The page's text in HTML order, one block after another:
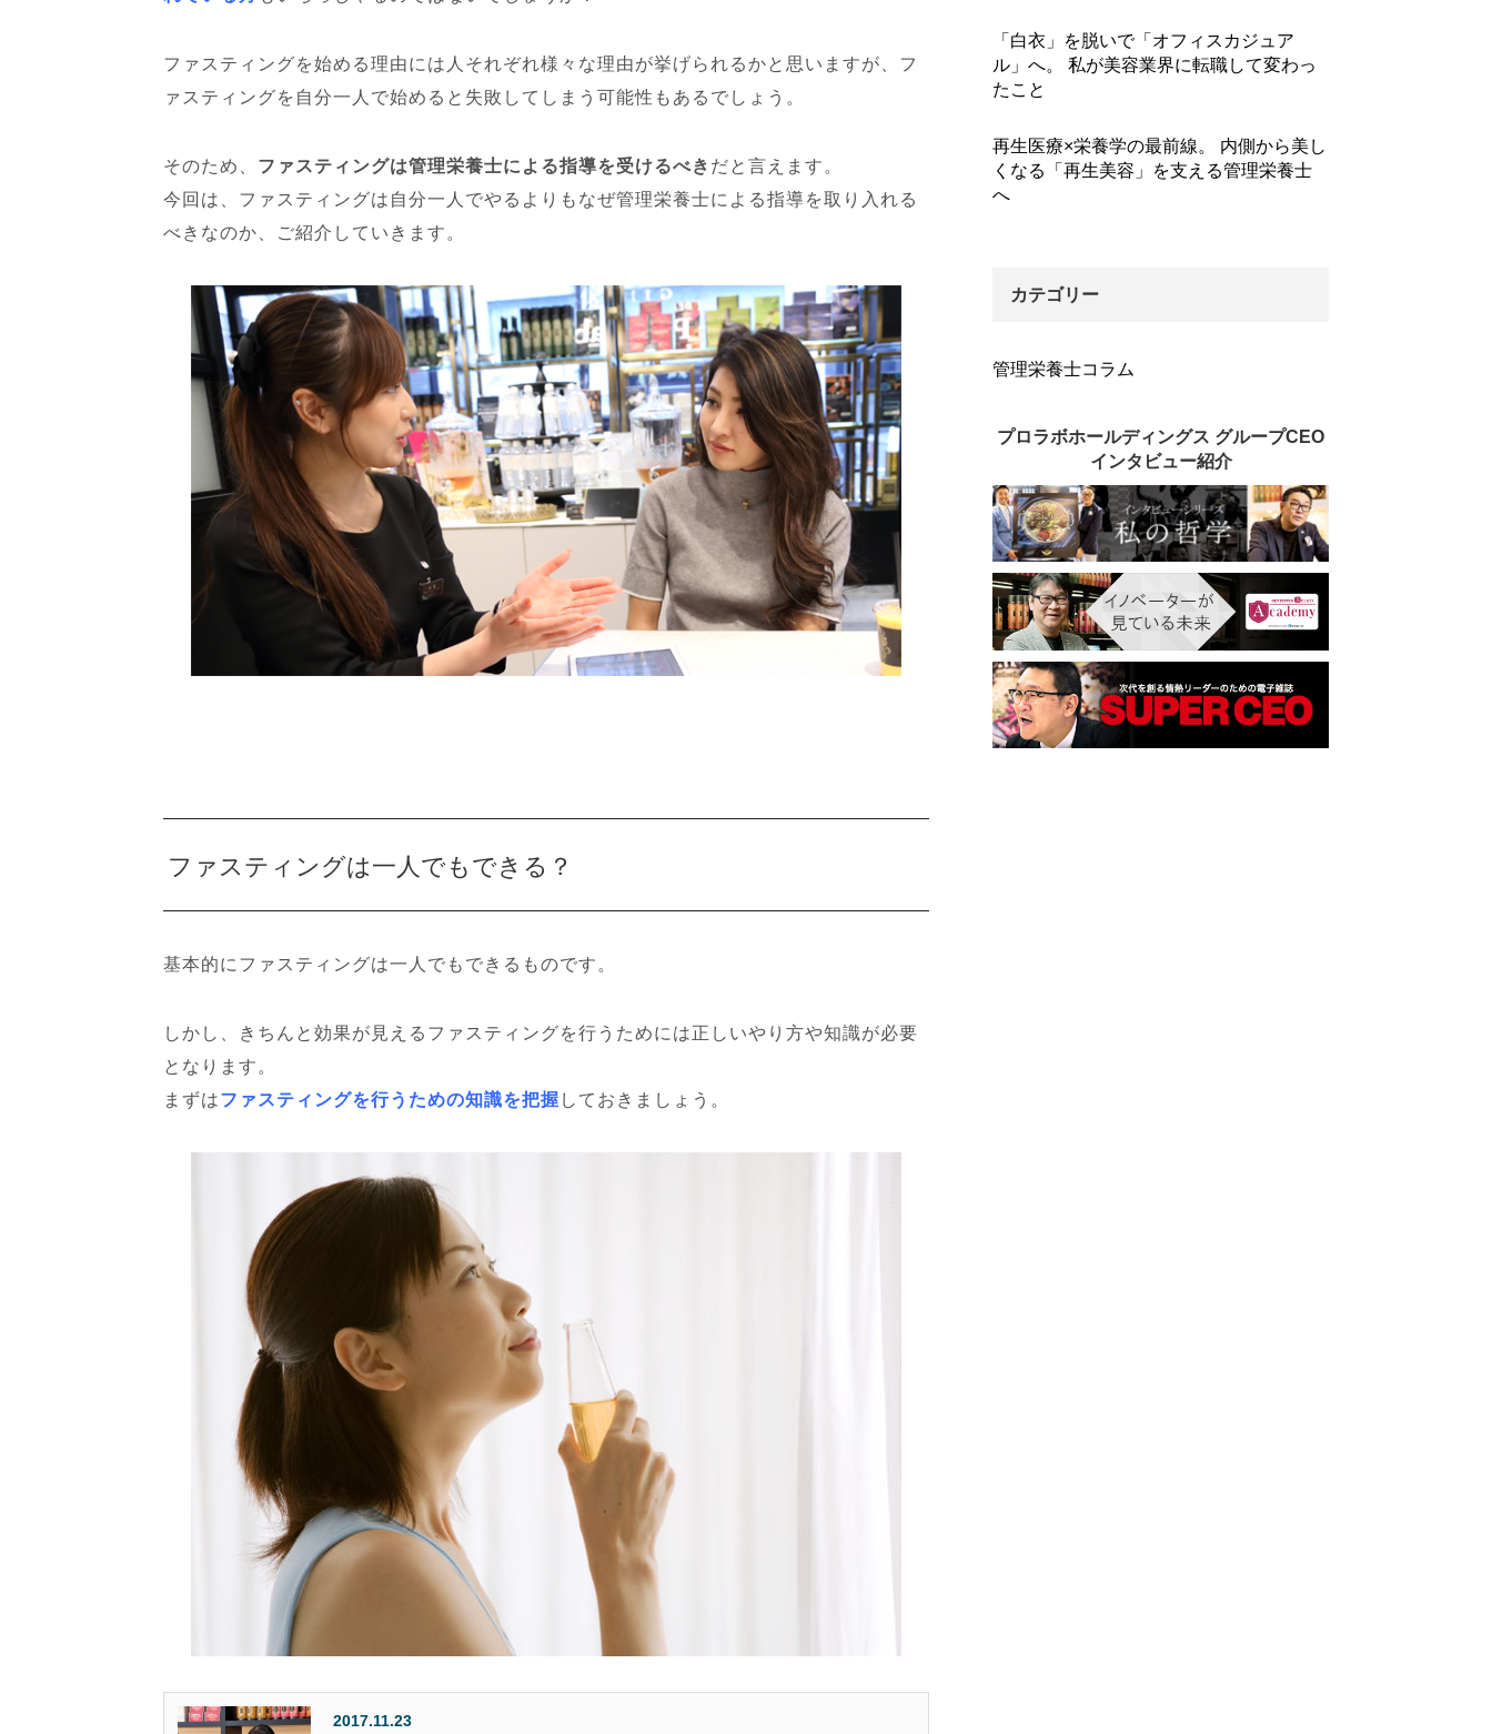
e
b
o
o
k
er
a
st
ファスティングを始める理由には人それぞれ様々な理由が挙げられるかと思いますが、フ
ァスティングを自分一人で始めると失敗してしまう可能性もあるでしょう。
そのため、 ファスティングは管理栄養士による指導を受けるべき だと言えます。
今回は、ファスティングは自分一人でやるよりもなぜ管理栄養士による指導を取り入れる
べきなのか、ご紹介していきます。
ファスティングは一人でもできる？
基本的にファスティングは一人でもできるものです。
しかし、きちんと効果が見えるファスティングを行うためには正しいやり方や知識が必要
となります。
まずはファスティングを行うための知識を把握 しておきましょう。
2017.11.23
「白衣」を脱いで「オフィスカジュア
ル」へ。 私が美容業界に転職して変わっ
たこと
再生医療×栄養学の最前線。 内側から美し
くなる「再生美容」を支える管理栄養士
へ
カテゴリー
管理栄養士コラム
プロラボホールディングス グループCEO
インタビュー紹介